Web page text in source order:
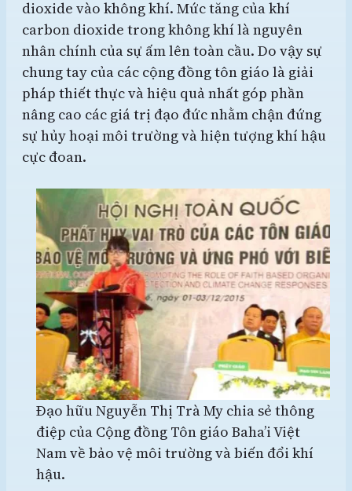
dioxide vào không khí. Mức tăng của khí
carbon dioxide trong không khí là nguyên
nhân chính của sự ấm lên toàn cầu. Do vậy sự
chung tay của các cộng đồng tôn giáo là giải
pháp thiết thực và hiệu quả nhất góp phần
nâng cao các giá trị đạo đức nhằm chận đứng
sự hủy hoại môi trường và hiện tượng khí hậu
cực đoan.
Đạo hữu Nguyễn Thị Trà My chia sẻ thông
điệp của Cộng đồng Tôn giáo Baha’i Việt
Nam về bảo vệ môi trường và biến đổi khí
hậu.